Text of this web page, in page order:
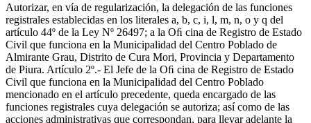
Autorizar, en vía de regularización, la delegación de las funciones
registrales establecidas en los literales a, b, c, i, l, m, n, o y q del
artículo 44º de la Ley Nº 26497; a la Oﬁ cina de Registro de Estado
Civil que funciona en la Municipalidad del Centro Poblado de
Almirante Grau, Distrito de Cura Mori, Provincia y Departamento
de Piura. Artículo 2º.- El Jefe de la Oﬁ cina de Registro de Estado
Civil que funciona en la Municipalidad del Centro Poblado
mencionado en el artículo precedente, queda encargado de las
funciones registrales cuya delegación se autoriza; así como de las
acciones administrativas que correspondan, para llevar adelante la